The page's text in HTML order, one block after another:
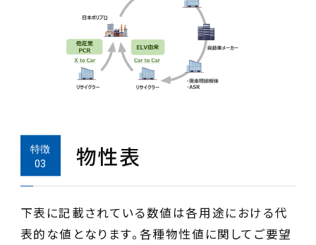
物性表
下表に記載されている数値は各用途における代
表的な値となります。各種物性値に関してご要望